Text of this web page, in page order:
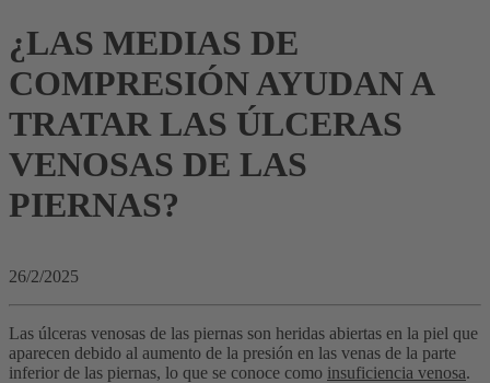
¿LAS MEDIAS DE
COMPRESIÓN AYUDAN A
TRATAR LAS ÚLCERAS
VENOSAS DE LAS
PIERNAS?
26/2/2025
Las úlceras venosas de las piernas son heridas abiertas en la piel que
aparecen debido al aumento de la presión en las venas de la parte
inferior de las piernas, lo que se conoce como insuficiencia venosa.